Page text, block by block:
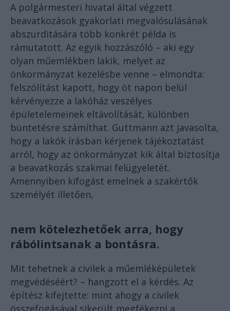
A polgármesteri hivatal által végzett
beavatkozások gyakorlati megvalósulásának
abszurditására több konkrét példa is
rámutatott. Az egyik hozzászóló – aki egy
olyan műemlékben lakik, melyet az
önkormányzat kezelésbe venne – elmondta:
felszólítást kapott, hogy öt napon belül
kérvényezze a lakóház veszélyes
épületelemeinek eltávolítását, különben
büntetésre számíthat. Guttmann azt javasolta,
hogy a lakók írásban kérjenek tájékoztatást
arról, hogy az önkormányzat kik által biztosítja
a beavatkozás szakmai felügyeletét.
Amennyiben kifogást emelnek a szakértők
személyét illetően,
nem kötelezhetőek arra, hogy
rábólintsanak a bontásra.
Mit tehetnek a civilek a műemléképületek
megvédéséért? – hangzott el a kérdés. Az
építész kifejtette: mint ahogy a civilek
összefogásával sikerült megfékezni a